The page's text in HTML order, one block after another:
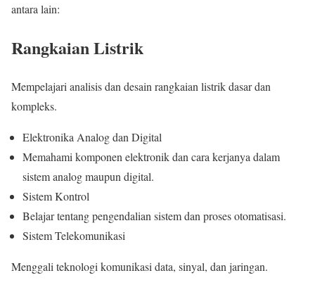
antara lain:
Rangkaian Listrik
Mempelajari analisis dan desain rangkaian listrik dasar dan
kompleks.
Elektronika Analog dan Digital
Memahami komponen elektronik dan cara kerjanya dalam
sistem analog maupun digital.
Sistem Kontrol
Belajar tentang pengendalian sistem dan proses otomatisasi.
Sistem Telekomunikasi
Menggali teknologi komunikasi data, sinyal, dan jaringan.